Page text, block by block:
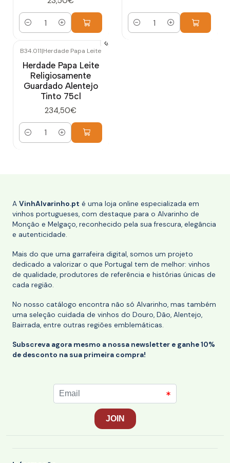
Quantidade Quantidade
B34.011|Herdade Papa Leite
Herdade Papa Leite
Religiosamente
Guardado Alentejo
Tinto 75cl
234,50€
Quantidade
A VinhAlvarinho.pt é uma loja online especializada em
vinhos portugueses, com destaque para o Alvarinho de
Monção e Melgaço, reconhecido pela sua frescura, elegância
e autenticidade.
Mais do que uma garrafeira digital, somos um projeto
dedicado a valorizar o que Portugal tem de melhor: vinhos
de qualidade, produtores de referência e histórias únicas de
cada região.
No nosso catálogo encontra não só Alvarinho, mas também
uma seleção cuidada de vinhos do Douro, Dão, Alentejo,
Bairrada, entre outras regiões emblemáticas.
Subscreva agora mesmo a nossa newsletter e ganhe 10%
de desconto na sua primeira compra!